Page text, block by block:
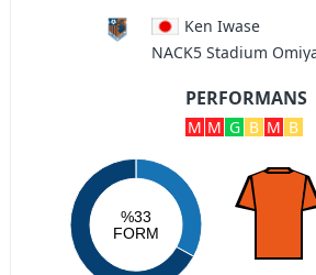
Ken Iwase
NACK5 Stadium
PERFORMANS
M M G B M B
%33
FORM